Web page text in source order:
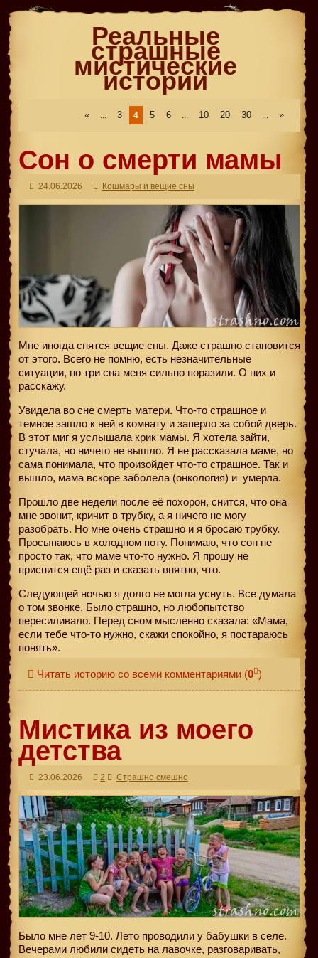
Реальные
страшные
мистические
истории
« ... 3 4 5 6 ... 10 20 30 ... »
Сон о смерти мамы
24.06.2026 Кошмары и вещие сны
Мне иногда снятся вещие сны. Даже страшно становится
от этого. Всего не помню, есть незначительные
ситуации, но три сна меня сильно поразили. О них и
расскажу.
Увидела во сне смерть матери. Что-то страшное и
темное зашло к ней в комнату и заперло за собой дверь.
В этот миг я услышала крик мамы. Я хотела зайти,
стучала, но ничего не вышло. Я не рассказала маме, но
сама понимала, что произойдет что-то страшное. Так и
вышло, мама вскоре заболела (онкология) и умерла.
Прошло две недели после её похорон, снится, что она
мне звонит, кричит в трубку, а я ничего не могу
разобрать. Но мне очень страшно и я бросаю трубку.
Просыпаюсь в холодном поту. Понимаю, что сон не
просто так, что маме что-то нужно. Я прошу не
приснится ещё раз и сказать внятно, что.
Следующей ночью я долго не могла уснуть. Все думала
о том звонке. Было страшно, но любопытство
пересиливало. Перед сном мысленно сказала: «Мама,
если тебе что-то нужно, скажи спокойно, я постараюсь
понять».
Читать историю со всеми комментариями (0 )
Мистика из моего
детства
23.06.2026 2 Страшно смешно
Было мне лет 9-10. Лето проводили у бабушки в селе.
Вечерами любили сидеть на лавочке, разговаривать,